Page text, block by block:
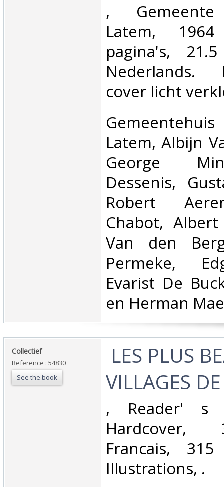
‎, Gemeente
Latem,
pagina's,
Nederlands.
cover licht
Latem, Albijn
George
Dessenis,
Robert
Chabot,
Van den
Permeke,
Evarist De
en Herman
‎Collectief‎
Reference : 54830
See the book
LES PLUS
VILLAGES
‎, Reader' s
Hardcover,
Francais,
Illustrations, .‎